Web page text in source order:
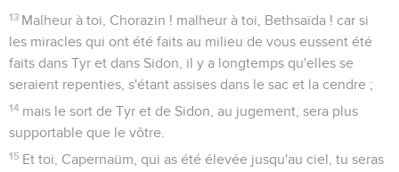
13 Malheur à toi, Chorazin ! malheur à toi, Bethsaïda ! car si
les miracles qui ont été faits au milieu de vous eussent été
faits dans Tyr et dans Sidon, il y a longtemps qu'elles se
seraient repenties, s'étant assises dans le sac et la cendre ;
14 mais le sort de Tyr et de Sidon, au jugement, sera plus
supportable que le vôtre.
15 Et toi, Capernaüm, qui as été élevée jusqu'au ciel, tu seras